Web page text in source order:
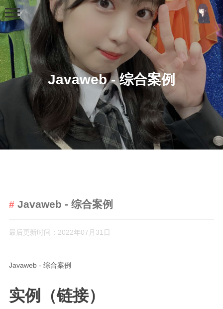
Javaweb - 综合案例
Javaweb - 综合案例
最后更新时间：2022年07月31日
Javaweb - 综合案例
实例（链接）
首页
分类
机器学习
数据库